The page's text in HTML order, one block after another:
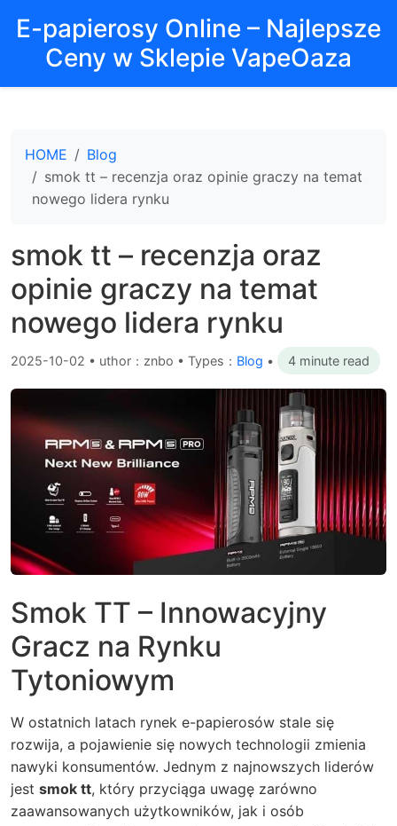
E-papierosy Online – Najlepsze
Ceny w Sklepie VapeOaza
HOME
Blog
smok tt – recenzja oraz opinie graczy na temat
nowego lidera rynku
smok tt – recenzja oraz
opinie graczy na temat
nowego lidera rynku
2025-10-02 • uthor：znbo • Types： Blog • 4 minute read
Smok TT – Innowacyjny
Gracz na Rynku
Tytoniowym
W ostatnich latach rynek e-papierosów stale się
rozwija, a pojawienie się nowych technologii zmienia
nawyki konsumentów. Jednym z najnowszych liderów
jest smok tt, który przyciąga uwagę zarówno
zaawansowanych użytkowników, jak i osób